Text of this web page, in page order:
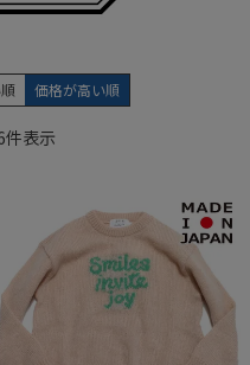
価格が高い順
件表示